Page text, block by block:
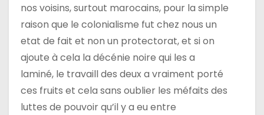
nos voisins, surtout marocains, pour la simple
raison que le colonialisme fut chez nous un
etat de fait et non un protectorat, et si on
ajoute à cela la décénie noire qui les a
laminé, le travaill des deux a vraiment porté
ces fruits et cela sans oublier les méfaits des
luttes de pouvoir qu’il y a eu entre